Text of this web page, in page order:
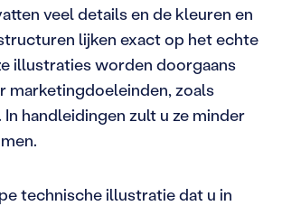
veel details en de kleuren en
lijken exact op het echte
illustraties worden doorgaans
marketingdoeleinden, zoals
handleidingen zult u ze minder
technische illustratie dat u in